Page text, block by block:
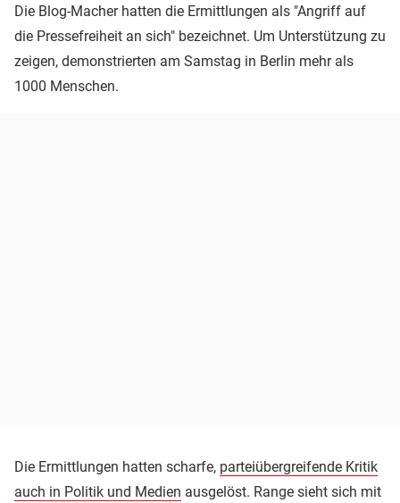
Die Blog-Macher hatten die Ermittlungen als "Angriff auf
die Pressefreiheit an sich" bezeichnet. Um Unterstützung zu
zeigen, demonstrierten am Samstag in Berlin mehr als
1000 Menschen.
Die Ermittlungen hatten scharfe, parteiübergreifende Kritik
auch in Politik und Medien ausgelöst. Range sieht sich mit